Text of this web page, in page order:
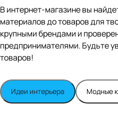
n
Whit
e
satin
В интернет-магазине вы
материалов до товаров для
крупными брендами и
предпринимателями. Будьте
товаров!
Идеи интерьера Модные